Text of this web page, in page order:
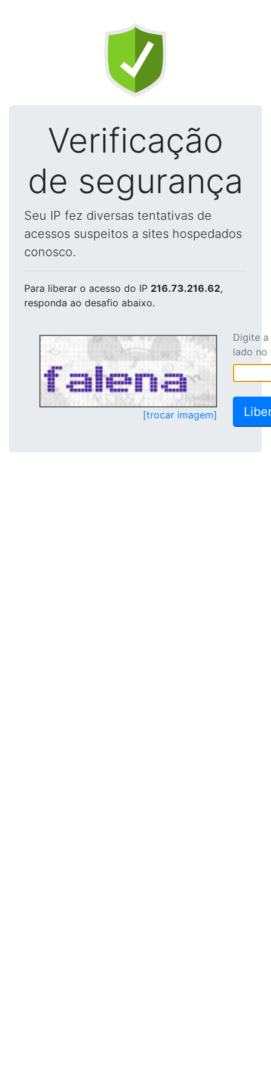
Verificação
de segurança
Seu IP fez diversas tentativas de
acessos suspeitos a sites hospedados
conosco.
Para liberar o acesso do IP 216.73.216.62,
responda ao desafio abaixo.
[trocar imagem]
Digite
lado no